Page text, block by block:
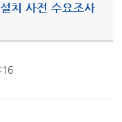
치 사전 수요조사